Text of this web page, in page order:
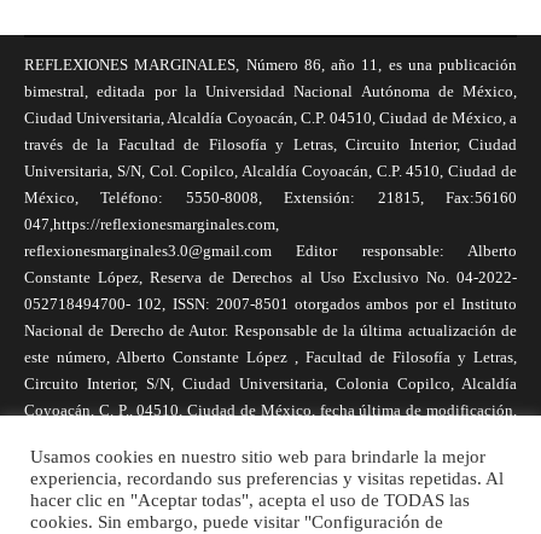
REFLEXIONES MARGINALES, Número 86, año 11, es una publicación
bimestral, editada por la Universidad Nacional Autónoma de México,
Ciudad Universitaria, Alcaldía Coyoacán, C.P. 04510, Ciudad de México, a
través de la Facultad de Filosofía y Letras, Circuito Interior, Ciudad
Universitaria, S/N, Col. Copilco, Alcaldía Coyoacán, C.P. 4510, Ciudad de
México, Teléfono: 5550-8008, Extensión: 21815, Fax:56160
047,https://reflexionesmarginales.com,
reflexionesmarginales3.0@gmail.com Editor responsable: Alberto
Constante López, Reserva de Derechos al Uso Exclusivo No. 04-2022-
052718494700- 102, ISSN: 2007-8501 otorgados ambos por el Instituto
Nacional de Derecho de Autor. Responsable de la última actualización de
este número, Alberto Constante López , Facultad de Filosofía y Letras,
Circuito Interior, S/N, Ciudad Universitaria, Colonia Copilco, Alcaldía
Coyoacán, C. P., 04510, Ciudad de México, fecha última de modificación,
necesariamente reflejan la postura de la revista, ni de Universidad Nacional
Autónoma de México. Los autores son responsables de los contenidos de
sus artículos. Se autoriza la reproducción total o parcial de los textos aquí
Usamos cookies en nuestro sitio web para brindarle la mejor
experiencia, recordando sus preferencias y visitas repetidas. Al
hacer clic en "Aceptar todas", acepta el uso de TODAS las
cookies. Sin embargo, puede visitar "Configuración de